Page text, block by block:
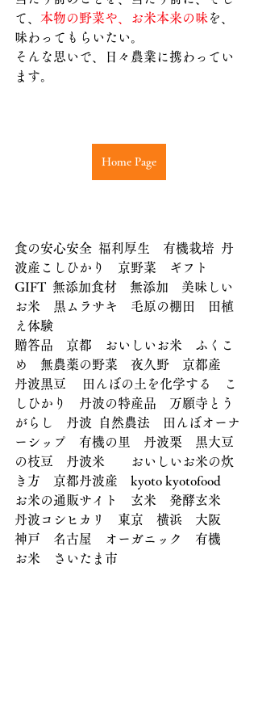
て、 本物の野菜や、お米本来の味 を、
味わってもらいたい。
そんな思いで、日々農業に携わってい
ます。
Home Page
食の安心安全  福利厚生　有機栽培  丹
波産こしひかり　京野菜　ギフト
GIFT  無添加食材　無添加　美味しい
お米　黒ムラサキ　毛原の棚田　田植
え体験
贈答品　京都　おいしいお米　ふくこ
め　無農薬の野菜　夜久野　京都産
丹波黒豆 　田んぼの土を化学する　こ
しひかり　丹波の特産品　万願寺とう
がらし　丹波  自然農法　田んぼオーナ
ーシップ　有機の里　丹波栗　黒大豆
の枝豆　丹波米　　おいしいお米の炊
き方　京都丹波産　kyoto kyotofood
お米の通販サイト　玄米　発酵玄米
丹波コシヒカリ　東京　横浜　大阪
神戸　名古屋　オーガニック　有機
お米　さいたま市